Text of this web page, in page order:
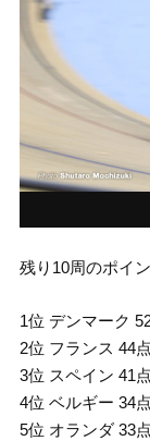
残り10周のポイ
1位 デンマーク
2位 フランス 44点
3位 スペイン 41点
4位 ベルギー 34点
5位 オランダ 33点